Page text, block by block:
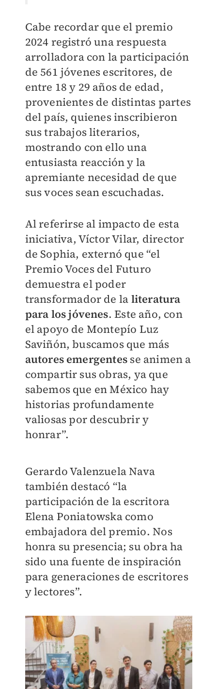
Cabe recordar que el premio
2024 registró una respuesta
arrolladora con la participación
de 561 jóvenes escritores, de
entre 18 y 29 años de edad,
provenientes de distintas partes
del país, quienes inscribieron
sus trabajos literarios,
mostrando con ello una
entusiasta reacción y la
apremiante necesidad de que
sus voces sean escuchadas.
Al referirse al impacto de esta
iniciativa, Víctor Vilar, director
de Sophia, externó que “el
Premio Voces del Futuro
demuestra el poder
transformador de la literatura
para los jóvenes. Este año, con
el apoyo de Montepío Luz
Saviñón, buscamos que más
autores emergentes se animen a
compartir sus obras, ya que
sabemos que en México hay
historias profundamente
valiosas por descubrir y
honrar”.
Gerardo Valenzuela Nava
también destacó “la
participación de la escritora
Elena Poniatowska como
embajadora del premio. Nos
honra su presencia; su obra ha
sido una fuente de inspiración
para generaciones de escritores
y lectores”.